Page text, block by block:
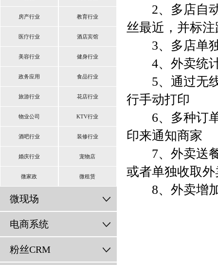
房产行业 教育行业
医疗行业 酒店宾馆
美容行业 健身行业
政务应用 食品行业
旅游行业 花店行业
物业公司 KTV行业
酒吧行业 装修行业
婚庆行业 宠物店
微家政 微租赁
微现场
电商系统
粉丝CRM
2、多店自动
丝最近，并标
3、多店单独
4、外卖统计
5、通过无线
行手动打印
6、多种订单
印来通知商家
7、外卖送餐
或者单独收取
8、外卖增加